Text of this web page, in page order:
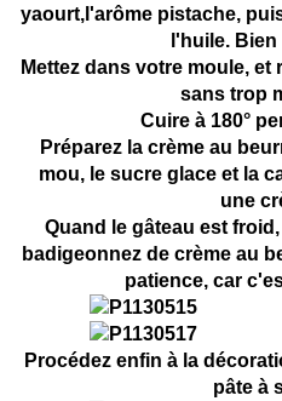
yaourt,l'arôme pistache,
l'huile.
Mettez dans votre moule, et
sans trop
Cuire à 180°
Préparez la crème au
mou, le sucre glace et la
une
Quand le gâteau est
badigeonnez de crème au
patience, car
Procédez enfin à la
pâte à